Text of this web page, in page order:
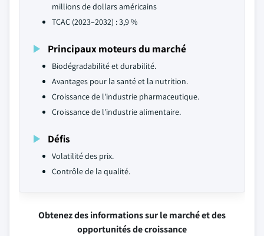
millions de dollars américains
TCAC (2023–2032) : 3,9 %
Principaux moteurs du marché
Biodégradabilité et durabilité.
Avantages pour la santé et la nutrition.
Croissance de l'industrie pharmaceutique.
Croissance de l'industrie alimentaire.
Défis
Volatilité des prix.
Contrôle de la qualité.
Obtenez des informations sur le marché et des
opportunités de croissance